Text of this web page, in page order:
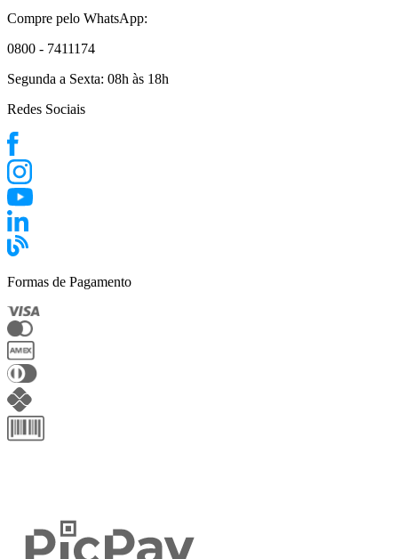
Compre pelo WhatsApp:
0800 - 7411174
Segunda a Sexta: 08h às 18h
Redes Sociais
Formas de Pagamento